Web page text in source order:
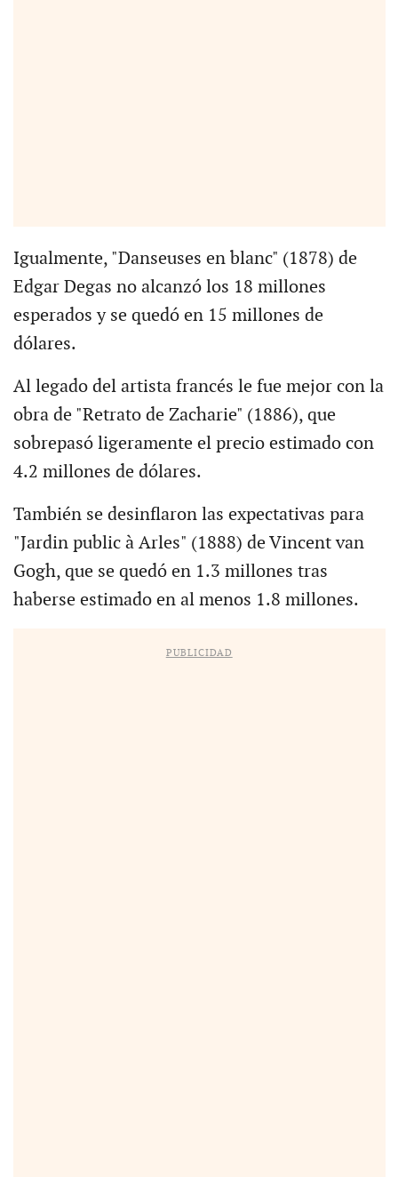
Igualmente, "Danseuses en blanc" (1878) de
Edgar Degas no alcanzó los 18 millones
esperados y se quedó en 15 millones de
dólares.
Al legado del artista francés le fue mejor con la
obra de "Retrato de Zacharie" (1886), que
sobrepasó ligeramente el precio estimado con
4.2 millones de dólares.
También se desinflaron las expectativas para
"Jardin public à Arles" (1888) de Vincent van
Gogh, que se quedó en 1.3 millones tras
haberse estimado en al menos 1.8 millones.
PUBLICIDAD